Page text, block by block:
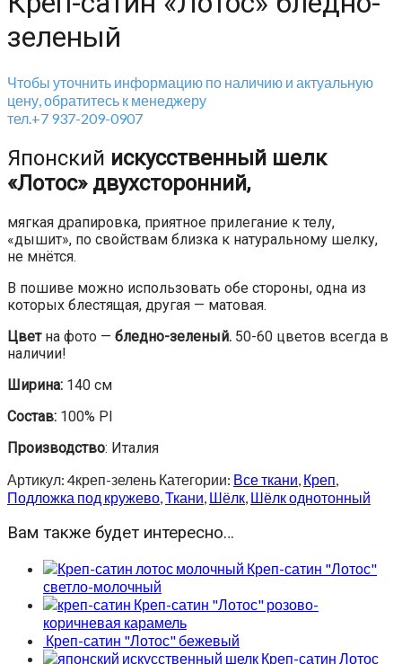
зеленый
Чтобы уточнить информацию по наличию и актуальную
цену, обратитесь к менеджеру
тел.+7 937-209-0907
Японский искусственный шелк
«Лотос» двухсторонний,
мягкая драпировка, приятное прилегание к телу,
«дышит», по свойствам близка к натуральному шелку,
не мнётся.
В пошиве можно использовать обе стороны, одна из
которых блестящая, другая — матовая.
Цветна фото — бледно-зеленый. 50-60 цветов всегда в
наличии!
Ширина: 140 см
Состав: 100% Pl
Производство: Италия
Артикул: 4креп-зелень Категории: Все ткани Креп
Подложка под кружево Ткани Шёлк Шёлк однотонный
Вам также будет интересно…
Креп-сатин "Лотос"
светло-молочный
Креп-сатин "Лотос" розово-
коричневая карамель
Креп-сатин "Лотос" бежевый